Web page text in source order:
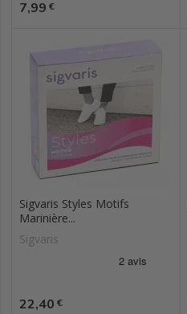
Prix
7,99 €
Sigvaris Styles Motifs
Marinière...
Sigvaris
Prix
22,40 €